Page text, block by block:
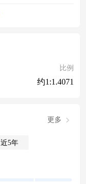
比例
约1:1.4071
更多
近5年